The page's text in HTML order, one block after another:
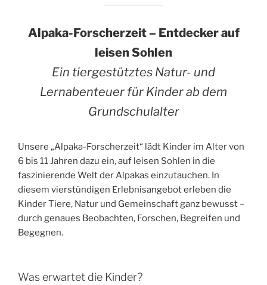
Alpaka-Forscherzeit – Entdecker auf
leisen Sohlen
Ein tiergestütztes Natur- und
Lernabenteuer für Kinder ab dem
Grundschulalter
Unsere „Alpaka-Forscherzeit“ lädt Kinder im Alter von
6 bis 11 Jahren dazu ein, auf leisen Sohlen in die
faszinierende Welt der Alpakas einzutauchen. In
diesem vierstündigen Erlebnisangebot erleben die
Kinder Tiere, Natur und Gemeinschaft ganz bewusst –
durch genaues Beobachten, Forschen, Begreifen und
Begegnen.
Was erwartet die Kinder?